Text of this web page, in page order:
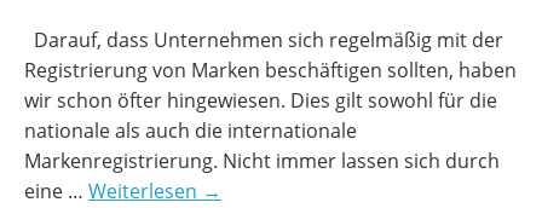
Darauf, dass Unternehmen sich regelmäßig mit der
Registrierung von Marken beschäftigen sollten, haben
wir schon öfter hingewiesen. Dies gilt sowohl für die
nationale als auch die internationale
Markenregistrierung. Nicht immer lassen sich durch
eine … Weiterlesen →